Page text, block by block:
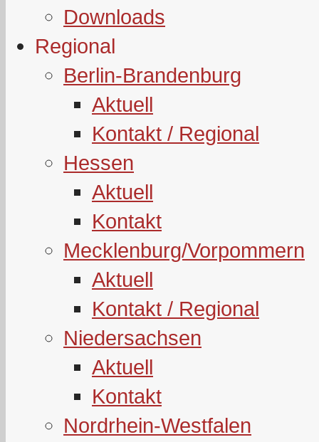
Downloads
Regional
Berlin-Brandenburg
Aktuell
Kontakt / Regional
Hessen
Aktuell
Kontakt
Mecklenburg/Vorpommern
Aktuell
Kontakt / Regional
Niedersachsen
Aktuell
Kontakt
Nordrhein-Westfalen